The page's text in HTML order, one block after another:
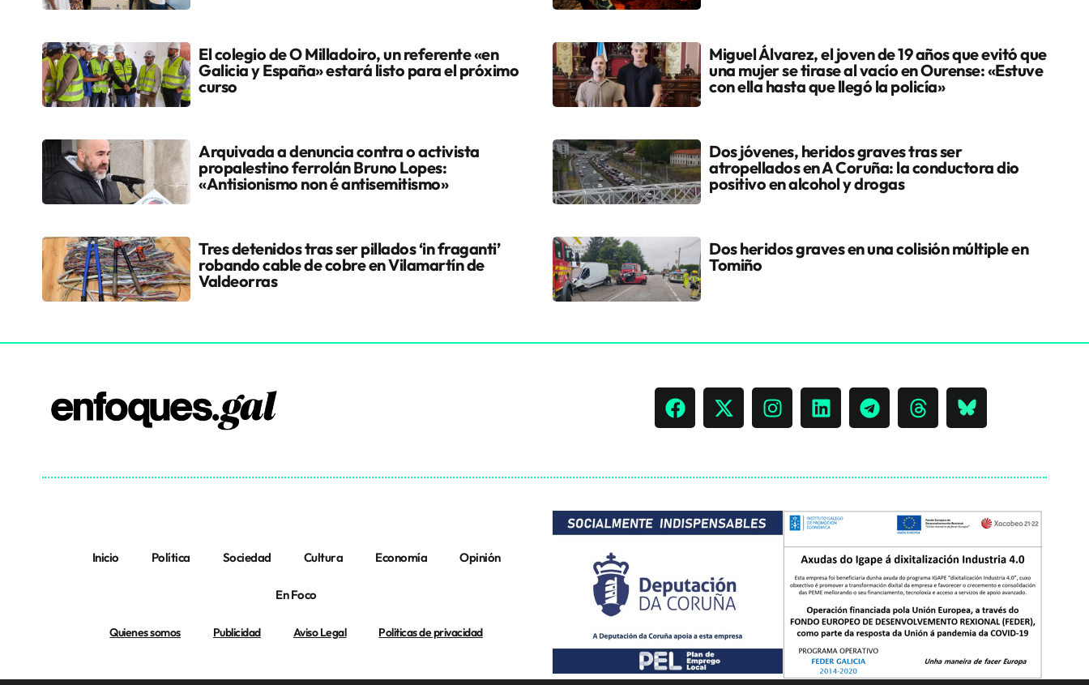
El colegio de O Milladoiro, un referente «en
Galicia y España» estará listo para el próximo
curso
Miguel Álvarez, el joven de 19 años que evitó que
una mujer se tirase al vacío en Ourense: «Estuve
con ella hasta que llegó la policía»
Arquivada a denuncia contra o activista
propalestino ferrolán Bruno Lopes:
«Antisionismo non é antisemitismo»
Dos jóvenes, heridos graves tras ser
atropellados en A Coruña: la conductora dio
positivo en alcohol y drogas
Tres detenidos tras ser pillados ‘in fraganti’
robando cable de cobre en Vilamartín de
Valdeorras
Dos heridos graves en una colisión múltiple en
Tomiño
Inicio Política Sociedad Cultura Economía Opinión
En Foco
Quienes somos Publicidad Aviso Legal Politicas de privacidad